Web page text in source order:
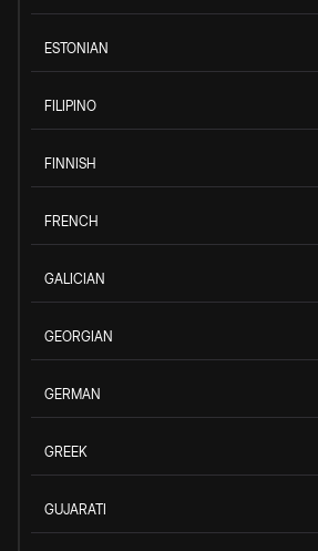
ESTONIAN
FILIPINO
FINNISH
FRENCH
GALICIAN
GEORGIAN
GERMAN
GREEK
GUJARATI